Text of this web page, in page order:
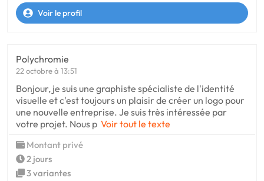
Voir le profil
Polychromie
22 octobre à 13:51
Bonjour, je suis une graphiste spécialiste de l'identité
visuelle et c'est toujours un plaisir de créer un logo pour
une nouvelle entreprise. Je suis très intéressée par
votre projet. Nous p Voir tout le texte
Montant privé
2 jours
3 variantes